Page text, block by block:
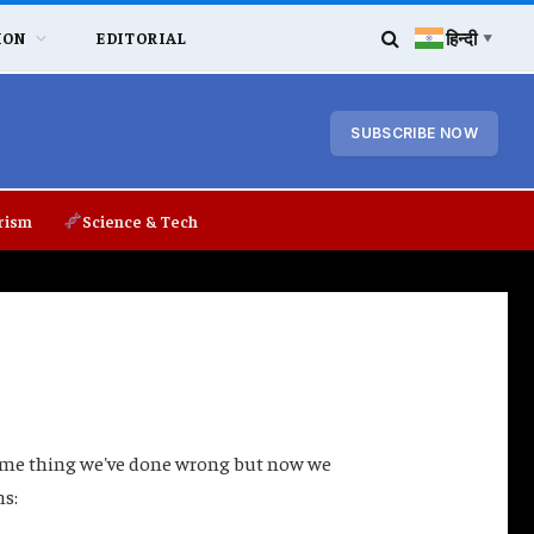
EDITORIAL हिन्दी ▼
SUBSCRIBE NOW
Science & Tech
thing we've done wrong but now we